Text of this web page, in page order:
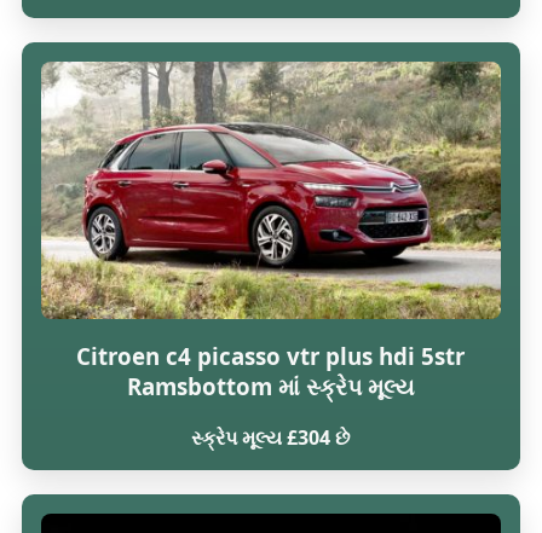
Citroen c4 picasso vtr plus hdi 5str
Ramsbottom માં સ્ક્રેપ મૂલ્ય
સ્ક્રેપ મૂલ્ય £304 છે